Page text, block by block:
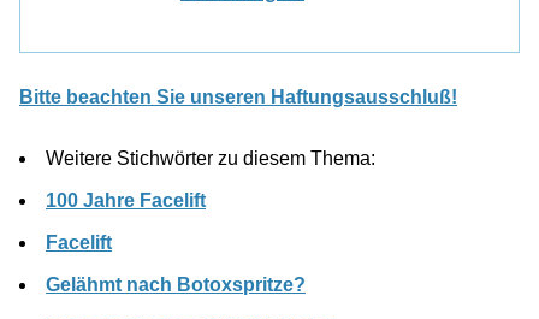
Bitte beachten Sie unseren Haftungsausschluß!
Weitere Stichwörter zu diesem Thema:
100 Jahre Facelift
Facelift
Gelähmt nach Botoxspritze?